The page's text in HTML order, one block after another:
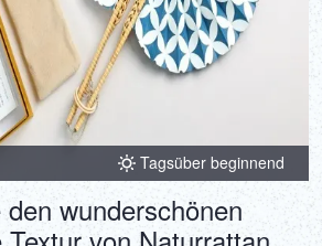
Tagsüber beginnend
wunderschönen